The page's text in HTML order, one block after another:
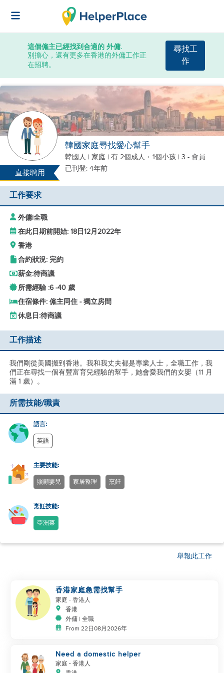
這個僱主已經找到合適的 外傭.
別擔心，還有更多在香港的外傭工作正
在招聘。
尋找工
作
直接聘用
韓國家庭尋找愛心幫手
韓國人 | 家庭 | 有 2個成人 + 1個小孩 | 3 - 會員
已刊登: 4年前
工作要求
外傭|全職
在此日期前開始: 18日12月2022年
香港
合約狀況: 完約
薪金:待商議
所需經驗 :6 -40 歲
住宿條件: 僱主同住 - 獨立房間
休息日:待商議
工作描述
我們剛從美國搬到香港。我和我丈夫都是專業人士，全職工作，我
們正在尋找一個有豐富育兒經驗的幫手，她會愛我們的女嬰（11 月
滿 1 歲）。
所需技能/職責
語言:
英語
主要技能:
照顧嬰兒 家居整理 烹飪
烹飪技能:
亞洲菜
舉報此工作
香港家庭急需找幫手
家庭 - 香港人
香港
外傭 | 全職
From 22日08月2026年
Need a domestic helper
家庭 - 香港人